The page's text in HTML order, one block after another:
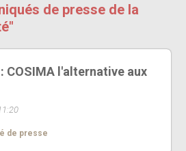
de presse de la
COSIMA l'alternative aux
de presse